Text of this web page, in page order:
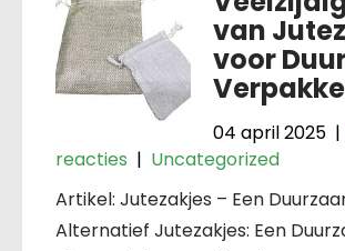
van
voor
04 april 2025 |
reacties | Uncategorized
Artikel: Jutezakjes – Een
Alternatief Jutezakjes: Een